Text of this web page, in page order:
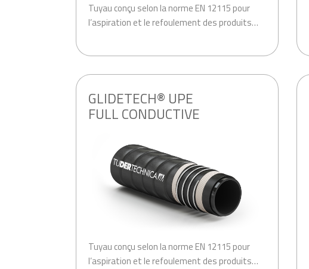
Tuyau conçu selon la norme EN 12115 pour
l’aspiration et le refoulement des produits…
GLIDETECH® UPE
FULL CONDUCTIVE
Tuyau conçu selon la norme EN 12115 pour
l’aspiration et le refoulement des produits…